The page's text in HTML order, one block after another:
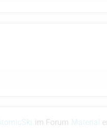
im Forum Material